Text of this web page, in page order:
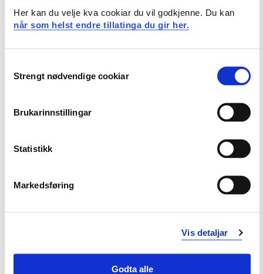
Her kan du velje kva cookiar du vil godkjenne. Du kan
når som helst endre tillatinga du gir her.
Selection
Strengt nødvendige cookiar
Brukarinnstillingar
Statistikk
Markedsføring
Vis detaljar
Godta alle
Prorektor for utdanning
Direktør for økonomi og arealforvaltning